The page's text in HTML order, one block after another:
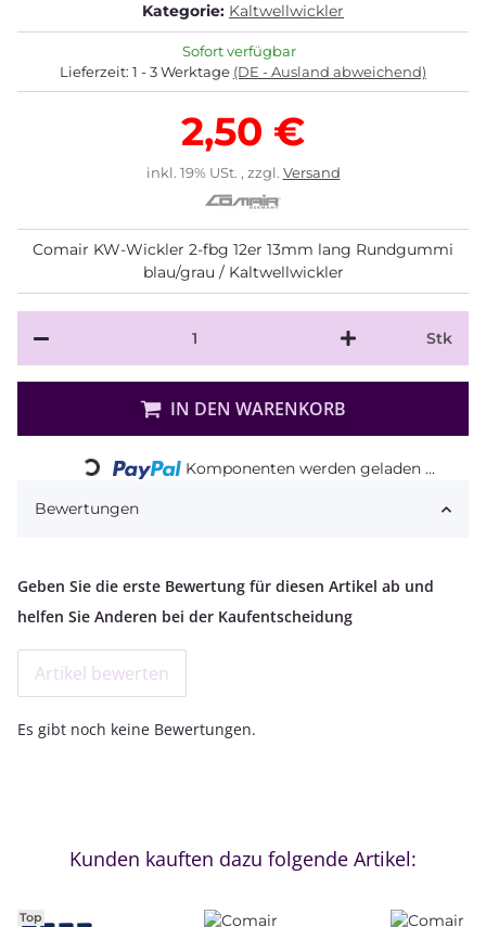
Kategorie: Kaltwellwickler
Sofort verfügbar
Lieferzeit: 1 - 3 Werktage (DE - Ausland abweichend)
2,50 €
inkl. 19% USt. , zzgl. Versand
Comair KW-Wickler 2-fbg 12er 13mm lang Rundgummi
blau/grau / Kaltwellwickler
Stk
IN DEN WARENKORB
Loading... Komponenten werden geladen ...
Bewertungen
Geben Sie die erste Bewertung für diesen Artikel ab und
helfen Sie Anderen bei der Kaufentscheidung
Artikel bewerten
Es gibt noch keine Bewertungen.
Kunden kauften dazu folgende Artikel:
Top